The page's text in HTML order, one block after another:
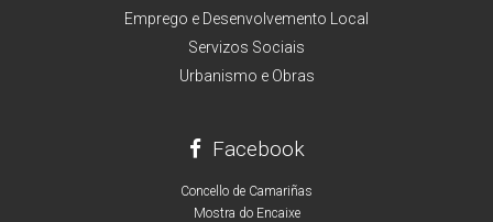
Emprego e Desenvolvemento Local
Servizos Sociais
Urbanismo e Obras
Facebook
Concello de Camariñas
Mostra do Encaixe